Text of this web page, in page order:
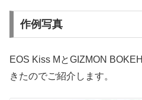
作例写真
EOS Kiss MとGIZMON
きたのでご紹介します。